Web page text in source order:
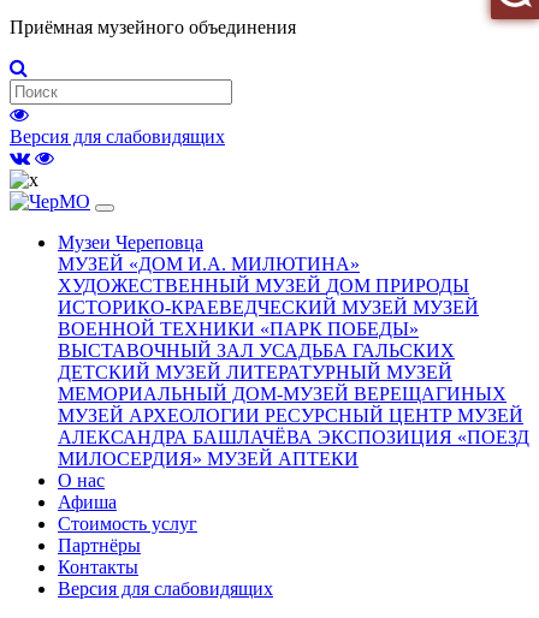
Приёмная музейного объединения
Версия для слабовидящих
Музеи Череповца
МУЗЕЙ «‎ДОМ И.А. МИЛЮТИНА»
ХУДОЖЕСТВЕННЫЙ МУЗЕЙ ДОМ ПРИРОДЫ
ИСТОРИКО-КРАЕВЕДЧЕСКИЙ МУЗЕЙ МУЗЕЙ
ВОЕННОЙ ТЕХНИКИ «ПАРК ПОБЕДЫ»
ВЫСТАВОЧНЫЙ ЗАЛ УСАДЬБА ГАЛЬСКИХ
ДЕТСКИЙ МУЗЕЙ ЛИТЕРАТУРНЫЙ МУЗЕЙ
МЕМОРИАЛЬНЫЙ ДОМ-МУЗЕЙ ВЕРЕЩАГИНЫХ
МУЗЕЙ АРХЕОЛОГИИ РЕСУРСНЫЙ ЦЕНТР МУЗЕЙ
АЛЕКСАНДРА БАШЛАЧЁВА ЭКСПОЗИЦИЯ «ПОЕЗД
МИЛОСЕРДИЯ» МУЗЕЙ АПТЕКИ
О нас
Афиша
Стоимость услуг
Партнёры
Контакты
Версия для слабовидящих